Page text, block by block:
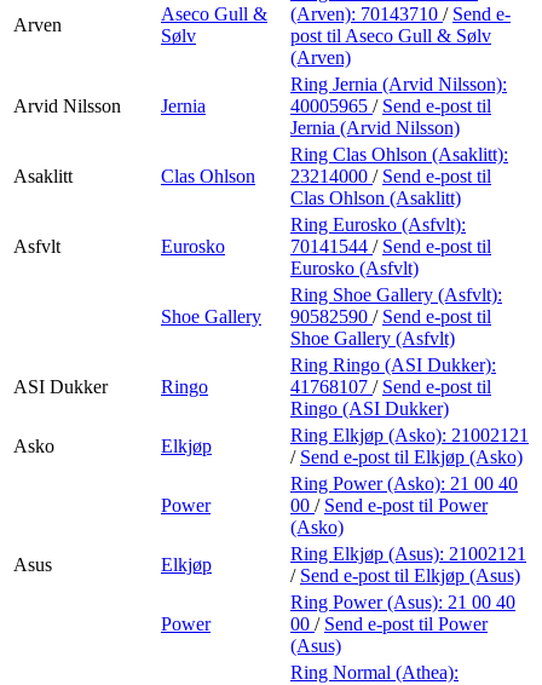
Arven
Aseco Gull &
Sølv
(Arven): 70143710 / Send e-
post til Aseco Gull & Sølv
(Arven)
Arvid Nilsson Jernia
Ring Jernia (Arvid Nilsson):
40005965 / Send e-post til
Jernia (Arvid Nilsson)
Asaklitt Clas Ohlson
Ring Clas Ohlson (Asaklitt):
23214000 / Send e-post til
Clas Ohlson (Asaklitt)
Asfvlt Eurosko
Ring Eurosko (Asfvlt):
70141544 / Send e-post til
Eurosko (Asfvlt)
Shoe Gallery
Ring Shoe Gallery (Asfvlt):
90582590 / Send e-post til
Shoe Gallery (Asfvlt)
ASI Dukker Ringo
Ring Ringo (ASI Dukker):
41768107 / Send e-post til
Ringo (ASI Dukker)
Asko
Elkjøp
Ring Elkjøp (Asko): 21002121
/ Send e-post til Elkjøp (Asko)
Power
Ring Power (Asko): 21 00 40
00 / Send e-post til Power
(Asko)
Asus
Elkjøp
Ring Elkjøp (Asus): 21002121
/ Send e-post til Elkjøp (Asus)
Power
Ring Power (Asus): 21 00 40
00 / Send e-post til Power
(Asus)
Ring Normal (Athea):